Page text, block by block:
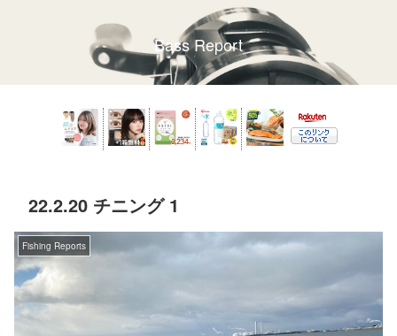
Bass Report
22.2.20 チニング 1
Fishing Reports